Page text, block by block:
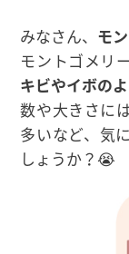
みなさん、 モ
モントゴメリ
キビやイボの
数や大きさに
多いなど、気
しょうか？😭